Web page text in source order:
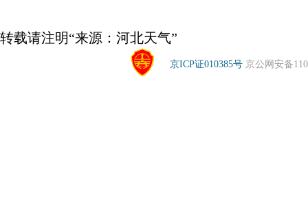
转载请注明“来源：河北天气”
京ICP证010385号 京公网安备